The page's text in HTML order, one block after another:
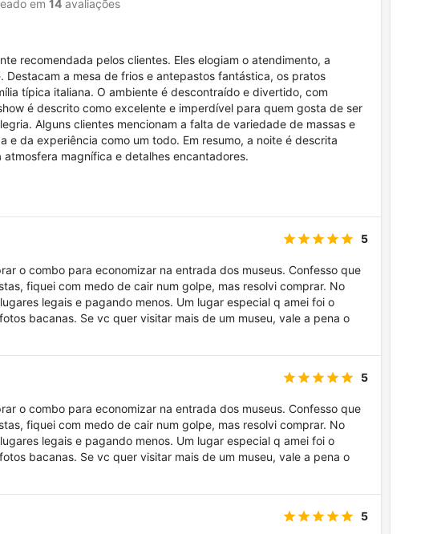
em 14 avaliações
recomendada pelos clientes. Eles elogiam o atendimento, a
a mesa de frios e antepastos fantástica, os pratos
típica italiana. O ambiente é descontraído e divertido, com
é descrito como excelente e imperdível para quem gosta de ser
Alguns clientes mencionam a falta de variedade de massas e
e da experiência como um todo. Em resumo, a noite é descrita
magnífica e detalhes encantadores.
5
o combo para economizar na entrada dos museus. Confesso que
fiquei com medo de cair num golpe, mas resolvi comprar. No
legais e pagando menos. Um lugar especial q amei foi o
bacanas. Se vc quer visitar mais de um museu, vale a pena o
5
o combo para economizar na entrada dos museus. Confesso que
fiquei com medo de cair num golpe, mas resolvi comprar. No
legais e pagando menos. Um lugar especial q amei foi o
bacanas. Se vc quer visitar mais de um museu, vale a pena o
5